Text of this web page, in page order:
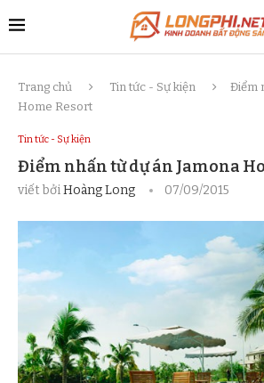
Trang chủ Tin tức - Sự kiện
Điểm
Home Resort
Tin tức - Sự kiện
Điểm nhấn từ dự án Jamona
viết bởiHoàng Long 07/09/2015